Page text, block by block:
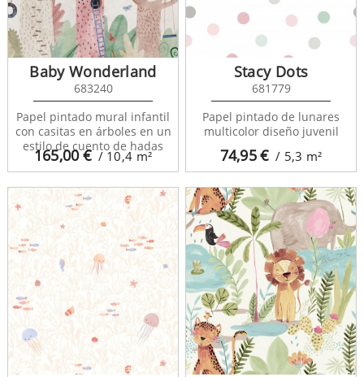
165,00€ / 10,4 m²
Baby Wonderland
683240
Papel pintado mural infantil
con casitas en árboles en un
estilo de cuento de hadas
74,95€ / 5,3 m²
Stacy Dots
681779
Papel pintado de lunares
multicolor diseño juvenil